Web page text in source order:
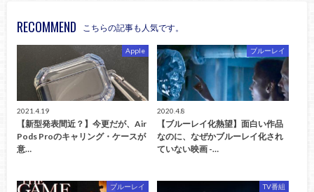
RECOMMEND こちらの記事も人気です。
Apple
2021.4.19
【新型発表間近？】今更だが、Air
Pods Proのキャリング・ケースが
意…
ブルーレイ
2020.4.8
【ブルーレイ化熱望】面白い作品
なのに、なぜかブルーレイ化され
ていない映画 -…
ブルーレイ TV番組